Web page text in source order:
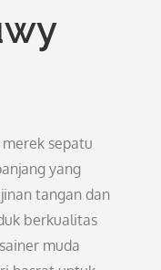
sepatu
yang
tangan dan
berkualitas
muda